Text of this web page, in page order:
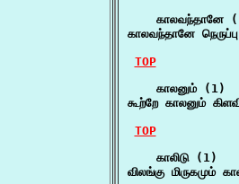
காலவந்தானே
காலவந்தானே
TOP
    காலனும் (1)
கூற்றே காலனும்
TOP
    காலிடு (1)
விலங்கு மிருகமும்